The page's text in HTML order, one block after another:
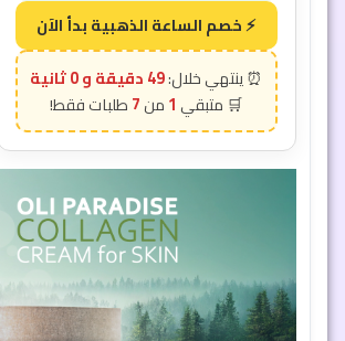
48 دقيقة و 57 ثانية
1
7